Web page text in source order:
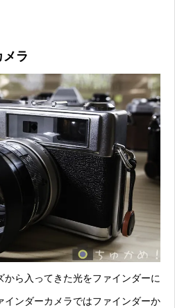
ラ
ら入ってきた光をファインダーに
インダーカメラではファインダーか